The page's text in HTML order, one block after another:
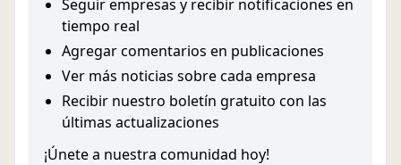
Seguir empresas y recibir notificaciones en
tiempo real
Agregar comentarios en publicaciones
Ver más noticias sobre cada empresa
Recibir nuestro boletín gratuito con las
últimas actualizaciones
¡Únete a nuestra comunidad hoy!